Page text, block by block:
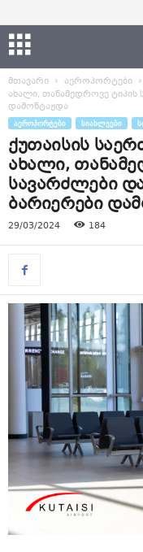
მთავარი აეროპორტები
ახალი, თანამედროვე
დამონტაჟდა
ᲐᲔᲠᲝᲞᲝᲠᲢᲔᲑᲘ ᲡᲘᲐᲮᲚᲔᲔᲑᲘ
ქუთაისის
ახალი,
სავარძლები
ბარიერები
29/03/2024 184